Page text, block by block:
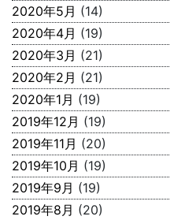
2020年5月 (14)
2020年4月 (19)
2020年3月 (21)
2020年2月 (21)
2020年1月 (19)
2019年12月 (19)
2019年11月 (20)
2019年10月 (19)
2019年9月 (19)
2019年8月 (20)